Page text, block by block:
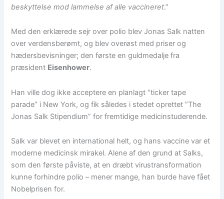
beskyttelse mod lammelse af alle vaccineret.”
Med den erklærede sejr over polio blev Jonas Salk natten
over verdensberømt, og blev overøst med priser og
hædersbevisninger; den første en guldmedalje fra
præsident Eisenhower.
Han ville dog ikke acceptere en planlagt “ticker tape
parade” i New York, og fik således i stedet oprettet ”The
Jonas Salk Stipendium” for fremtidige medicinstuderende.
Salk var blevet en international helt, og hans vaccine var et
moderne medicinsk mirakel. Alene af den grund at Salks,
som den første påviste, at en dræbt virustransformation
kunne forhindre polio – mener mange, han burde have fået
Nobelprisen for.